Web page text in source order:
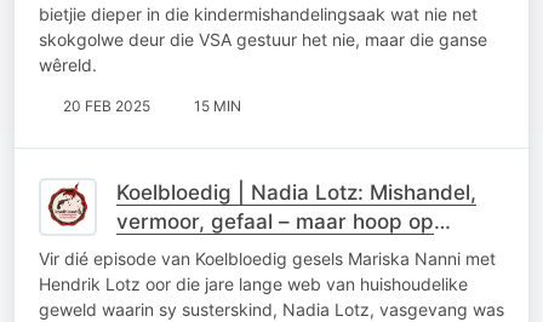
bietjie dieper in die kindermishandelingsaak wat nie net
skokgolwe deur die VSA gestuur het nie, maar die ganse
wêreld.
20 FEB 2025 15 MIN
Koelbloedig | Nadia Lotz: Mishandel,
vermoor, gefaal – maar hoop op
geregtigheid lééf
Vir dié episode van Koelbloedig gesels Mariska Nanni met
Hendrik Lotz oor die jare lange web van huishoudelike
geweld waarin sy susterskind, Nadia Lotz, vasgevang was